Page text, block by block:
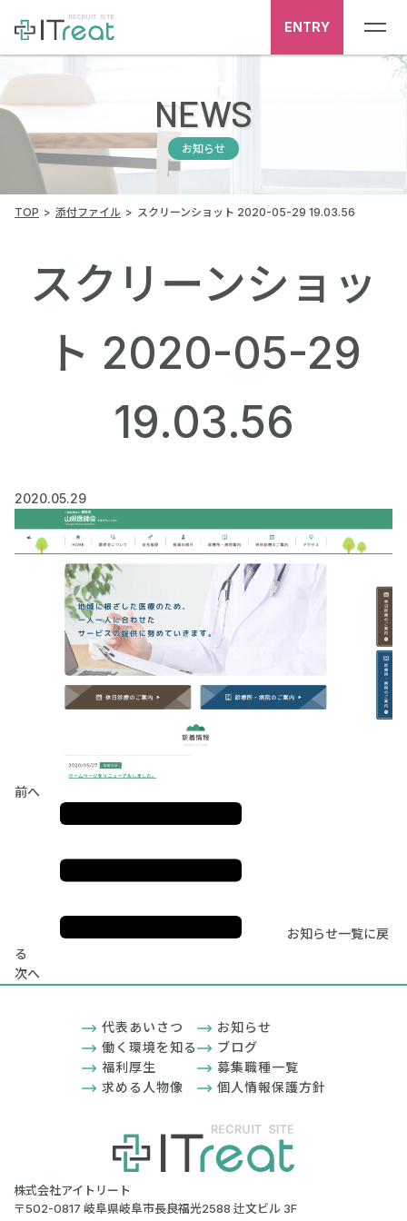
ENTRY
NEWS
お知らせ
TOP 添付ファイル スクリーンショット 2020-05-29 19.03.56
スクリーンショッ
ト 2020-05-29
19.03.56
2020.05.29
前へ
お知らせ一覧に戻
る
次へ
株式会社アイトリート
〒502-0817 岐阜県岐阜市長良福光2588 辻文ビル 3F
代表あいさつ
働く環境を知る
福利厚生
求める人物像
お知らせ
ブログ
募集職種一覧
個人情報保護方針